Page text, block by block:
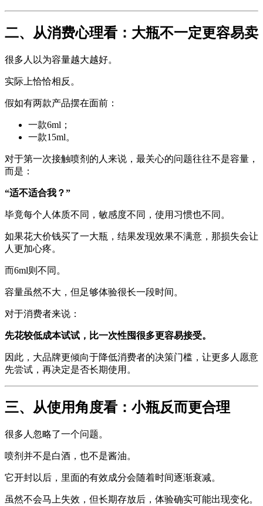
二、从消费心理看：大瓶不一定更容易卖
很多人以为容量越大越好。
实际上恰恰相反。
假如有两款产品摆在面前：
一款6ml；
一款15ml。
对于第一次接触喷剂的人来说，最关心的问题往往不是容量，
而是：
“适不适合我？”
毕竟每个人体质不同，敏感度不同，使用习惯也不同。
如果花大价钱买了一大瓶，结果发现效果不满意，那损失会让
人更加心疼。
而6ml则不同。
容量虽然不大，但足够体验很长一段时间。
对于消费者来说：
先花较低成本试试，比一次性囤很多更容易接受。
因此，大品牌更倾向于降低消费者的决策门槛，让更多人愿意
先尝试，再决定是否长期使用。
三、从使用角度看：小瓶反而更合理
很多人忽略了一个问题。
喷剂并不是白酒，也不是酱油。
它开封以后，里面的有效成分会随着时间逐渐衰减。
虽然不会马上失效，但长期存放后，体验确实可能出现变化。